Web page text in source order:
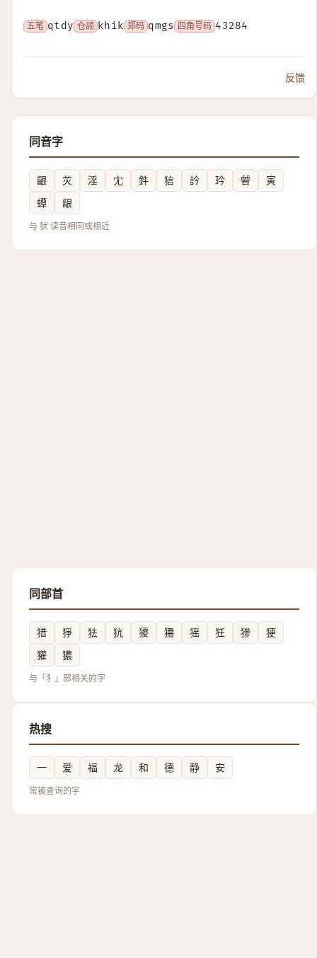
五笔 qtdy 仓颉 khik 郑码 qmgs 四角号码 43284
反馈
同音字
齦 苂 淫 冘 鈝 狺 訡 玪 䖜
寅
蟫
龈
与 犾 读音相同或相近
同部首
猎 猙 㹤 犺 獿 狦 猺 狅 㺑
㹴
獾
㺜
与「犭」部相关的字
热搜
一 爱 福 龙 和 德 静 安
常被查询的字